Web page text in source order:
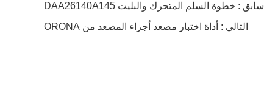
سابق : خطوة السلم المتحرك والبليت DAA26140A145
التالي : أداة اختبار مصعد أجزاء المصعد من ORONA